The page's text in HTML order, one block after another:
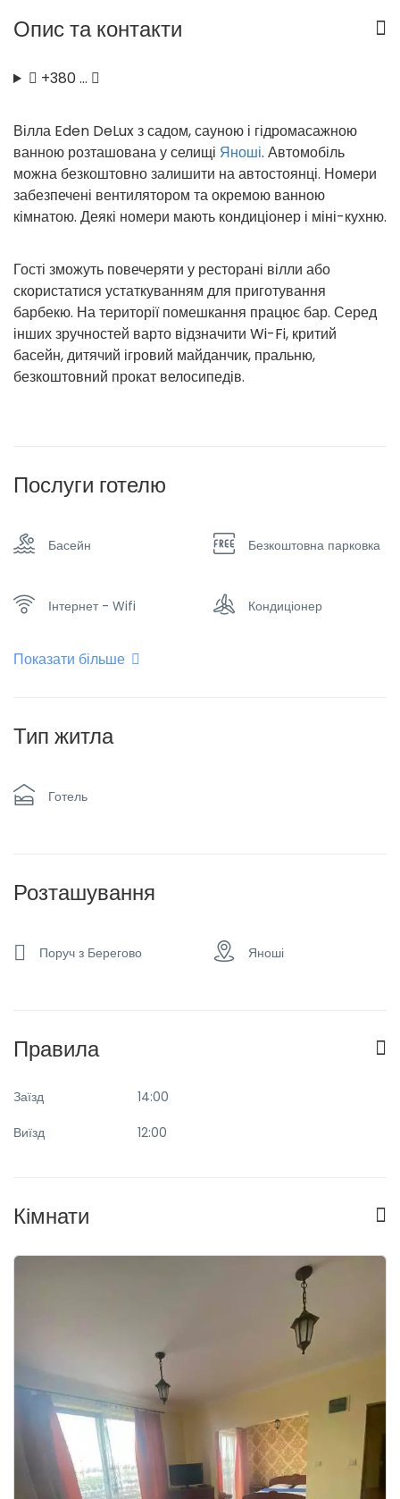
Опис та контакти
+380 …
Вілла Eden DeLux з садом, сауною і гідромасажною
ванною розташована у селищі Яноші. Автомобіль
можна безкоштовно залишити на автостоянці. Номери
забезпечені вентилятором та окремою ванною
кімнатою. Деякі номери мають кондиціонер і міні-кухню.
Гості зможуть повечеряти у ресторані вілли або
скористатися устаткуванням для приготування
барбекю. На території помешкання працює бар. Серед
інших зручностей варто відзначити Wi-Fi, критий
басейн, дитячий ігровий майданчик, пральню,
безкоштовний прокат велосипедів.
Послуги готелю
Басейн Безкоштовна парковка
Інтернет - Wifi Кондиціонер
Обігрівач
сушарка
Сімейні номери
Показати більше
Тип житла
Готель
Розташування
Поруч з Берегово Яноші
Правила
Заїзд
14:00
Виїзд
12:00
Кімнати